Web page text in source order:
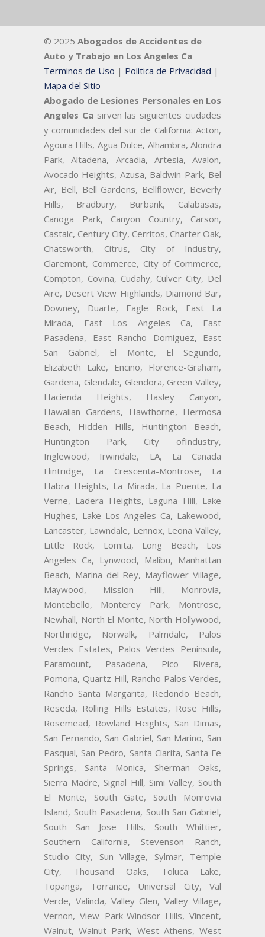
© 2025 Abogados de Accidentes de
Auto y Trabajo en Los Angeles Ca
Terminos de Uso | Politica de Privacidad |
Mapa del Sitio
Abogado de Lesiones Personales en Los
Angeles Casirven las siguientes ciudades
y comunidades del sur de California: Acton,
Agoura Hills, Agua Dulce, Alhambra, Alondra
Park, Altadena, Arcadia, Artesia, Avalon,
Avocado Heights, Azusa, Baldwin Park, Bel
Air, Bell, Bell Gardens, Bellflower, Beverly
Hills, Bradbury, Burbank, Calabasas,
Canoga Park, Canyon Country, Carson,
Castaic, Century City, Cerritos, Charter Oak,
Chatsworth, Citrus, City of Industry,
Claremont, Commerce, City of Commerce,
Compton, Covina, Cudahy, Culver City, Del
Aire, Desert View Highlands, Diamond Bar,
Downey, Duarte, Eagle Rock, East La
Mirada, East Los Angeles Ca, East
Pasadena, East Rancho Domiguez, East
San Gabriel, El Monte, El Segundo,
Elizabeth Lake, Encino, Florence-Graham,
Gardena, Glendale, Glendora, Green Valley,
Hacienda Heights, Hasley Canyon,
Hawaiian Gardens, Hawthorne, Hermosa
Beach, Hidden Hills, Huntington Beach,
Huntington Park, City ofIndustry,
Inglewood, Irwindale, LA, La Cañada
Flintridge, La Crescenta-Montrose, La
Habra Heights, La Mirada, La Puente, La
Verne, Ladera Heights, Laguna Hill, Lake
Hughes, Lake Los Angeles Ca, Lakewood,
Lancaster, Lawndale, Lennox, Leona Valley,
Little Rock, Lomita, Long Beach, Los
Angeles Ca, Lynwood, Malibu, Manhattan
Beach, Marina del Rey, Mayflower Village,
Maywood, Mission Hill, Monrovia,
Montebello, Monterey Park, Montrose,
Newhall, North El Monte, North Hollywood,
Northridge, Norwalk, Palmdale, Palos
Verdes Estates, Palos Verdes Peninsula,
Paramount, Pasadena, Pico Rivera,
Pomona, Quartz Hill, Rancho Palos Verdes,
Rancho Santa Margarita, Redondo Beach,
Reseda, Rolling Hills Estates, Rose Hills,
Rosemead, Rowland Heights, San Dimas,
San Fernando, San Gabriel, San Marino, San
Pasqual, San Pedro, Santa Clarita, Santa Fe
Springs, Santa Monica, Sherman Oaks,
Sierra Madre, Signal Hill, Simi Valley, South
El Monte, South Gate, South Monrovia
Island, South Pasadena, South San Gabriel,
South San Jose Hills, South Whittier,
Southern California, Stevenson Ranch,
Studio City, Sun Village, Sylmar, Temple
City, Thousand Oaks, Toluca Lake,
Topanga, Torrance, Universal City, Val
Verde, Valinda, Valley Glen, Valley Village,
Vernon, View Park-Windsor Hills, Vincent,
Walnut, Walnut Park, West Athens, West